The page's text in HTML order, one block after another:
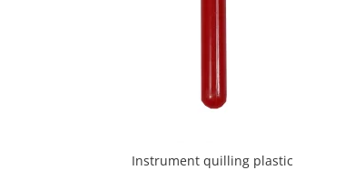
Instrument quilling plastic